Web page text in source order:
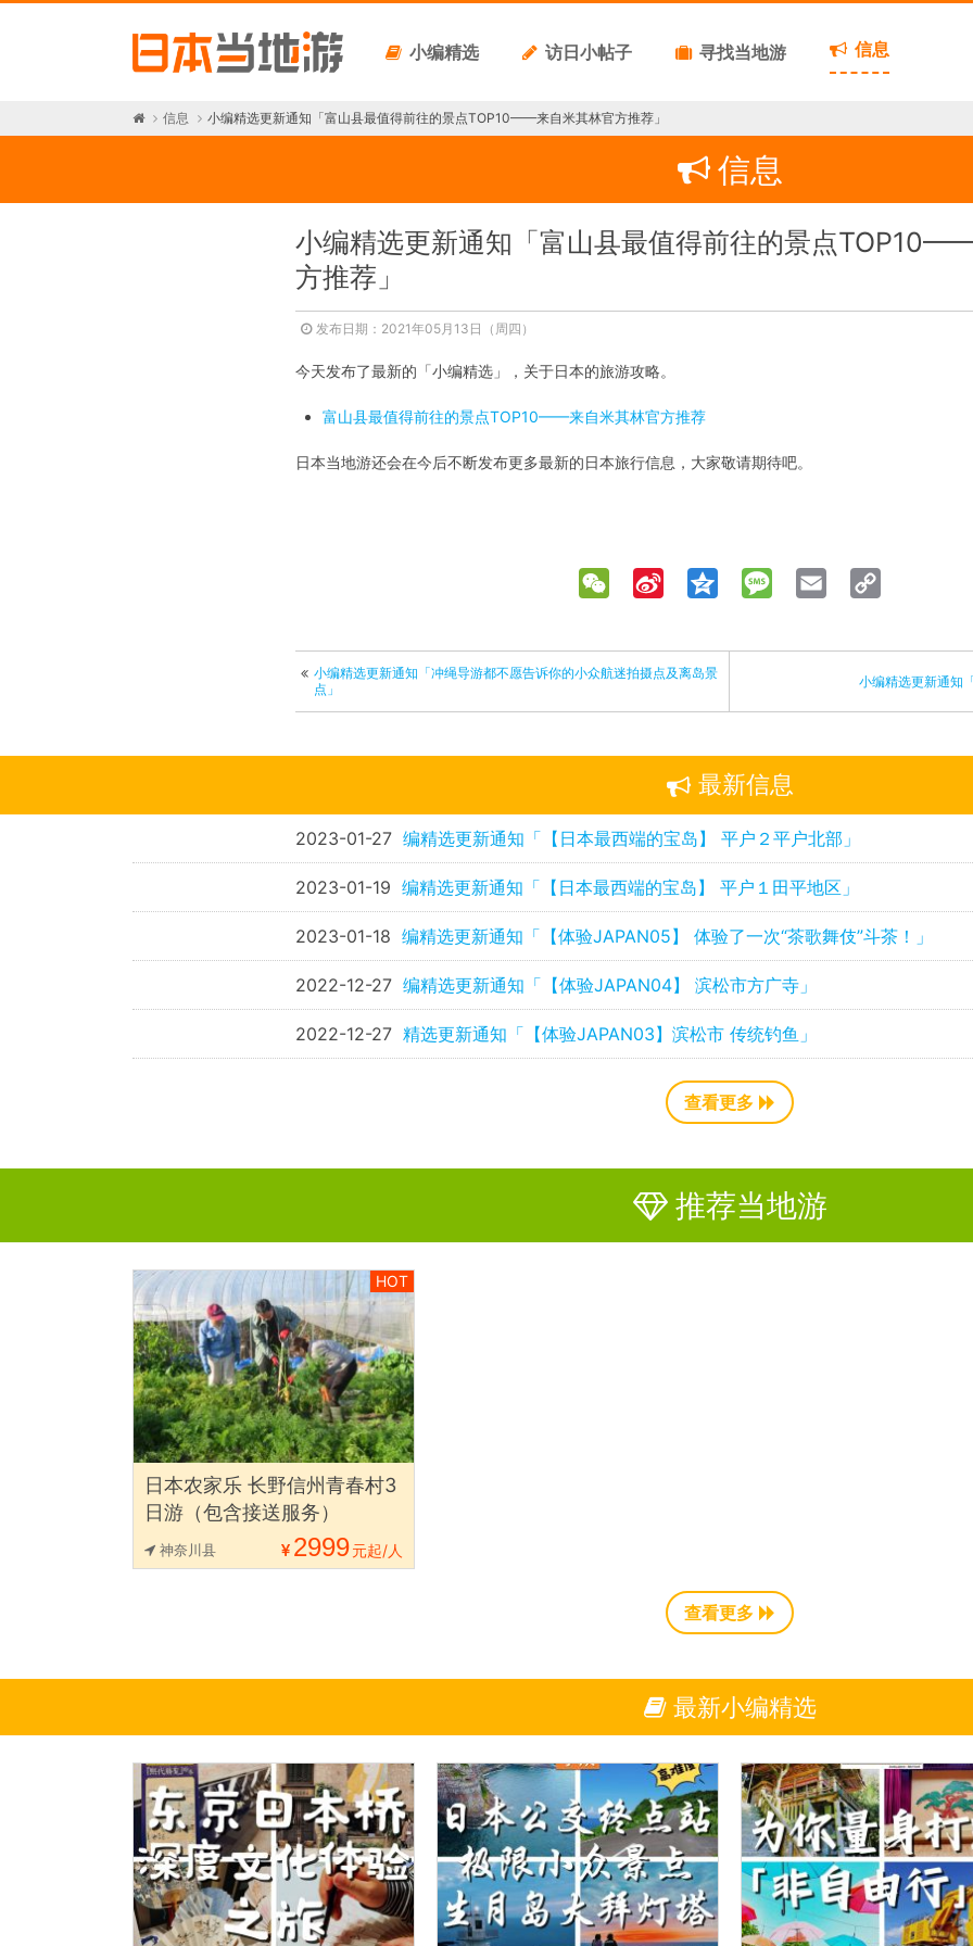
小编精选 访日小帖子 寻找当地游 信息
信息 小编精选更新通知「富山县最值得前往的景点TOP10——来自米其林官方推荐」
信息
小编精选更新通知「富山县最值得前往的景点
方推荐」
发布日期：2021年05月13日（周四）
今天发布了最新的「小编精选」，关于日本的旅游攻略。
富山县最值得前往的景点TOP10——来自米其林官方推荐
日本当地游还会在今后不断发布更多最新的日本旅行信息，大家敬请期待吧。
WeChat Sina
Qzone MessageEmail
小编精选更新通知「冲绳导游都不愿告诉你的小众航迷拍摄点及离岛景
点」
小编精选更新通知
最新信息
2023-01-27 编精选更新通知「【日本最西端的宝岛】 平户２平户北部」
2023-01-19 编精选更新通知「【日本最西端的宝岛】 平户１田平地区」
2023-01-18 编精选更新通知「【体验JAPAN05】 体验了一次“茶歌舞伎”斗茶！」
2022-12-27 编精选更新通知「【体验JAPAN04】 滨松市方广寺」
2022-12-27 精选更新通知「【体验JAPAN03】滨松市 传统钓鱼」
查看更多
推荐当地游
HOT
日本农家乐 长野信州青春村3
日游（包含接送服务）
神奈川县 2999元起/人
查看更多
最新小编精选